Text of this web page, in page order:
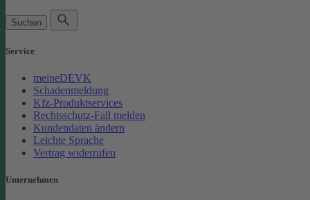
Suchen
Service
meineDEVK
Schadenmeldung
Kfz-Produktservices
Rechtsschutz-Fall melden
Kundendaten ändern
Leichte Sprache
Vertrag widerrufen
Unternehmen